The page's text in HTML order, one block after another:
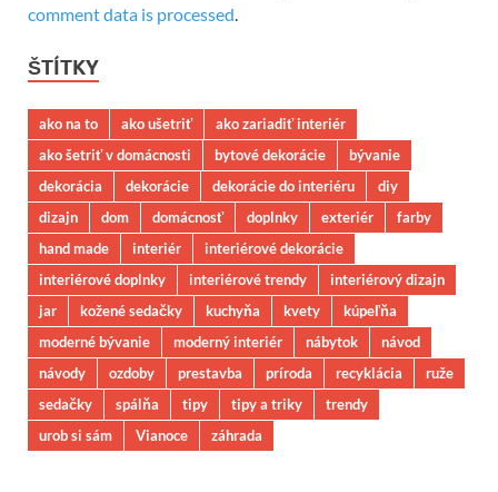
comment data is processed.
ŠTÍTKY
ako na to ako ušetriť
ako zariadiť interiér
ako šetriť v domácnosti
bytové dekorácie
bývanie
dekorácia
dekorácie dekorácie do interiéru
diy
dizajn
dom domácnosť doplnky exteriér
farby
hand made
interiér
interiérové dekorácie
interiérové doplnky
interiérové trendy
interiérový dizajn
jar
kožené sedačky kuchyňa kvety
kúpeľňa
moderné bývanie
moderný interiér nábytok
návod
návody
ozdoby prestavba príroda recyklácia
ruže
sedačky
spálňa tipy tipy a triky
trendy
urob si sám
Vianoce záhrada